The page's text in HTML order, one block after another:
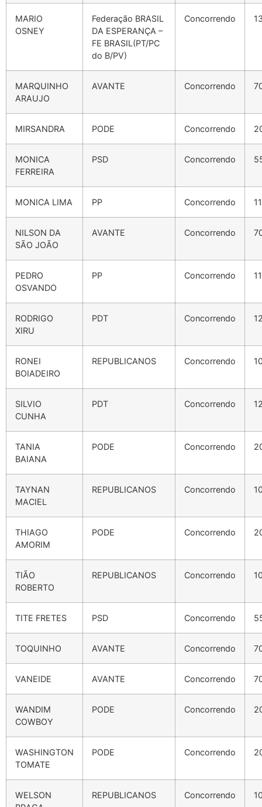
MARIO
OSNEY
Federação BRASIL
DA ESPERANÇA –
FE BRASIL(PT/PC
do B/PV)
Concorrendo
MARQUINHO
ARAUJO
AVANTE Concorrendo
MIRSANDRA PODE Concorrendo
MONICA
FERREIRA
PSD Concorrendo
MONICA LIMA PP Concorrendo
NILSON DA
SÃO JOÃO
AVANTE Concorrendo
PEDRO
OSVANDO
PP Concorrendo
RODRIGO
XIRU
PDT Concorrendo
RONEI
BOIADEIRO
REPUBLICANOS Concorrendo
SILVIO
CUNHA
PDT Concorrendo
TANIA
BAIANA
PODE Concorrendo
TAYNAN
MACIEL
REPUBLICANOS Concorrendo
THIAGO
AMORIM
PODE Concorrendo
TIÃO
ROBERTO
REPUBLICANOS Concorrendo
TITE FRETES PSD Concorrendo
TOQUINHO AVANTE Concorrendo
VANEIDE AVANTE Concorrendo
WANDIM
COWBOY
PODE Concorrendo
WASHINGTON
TOMATE
PODE Concorrendo
WELSON
REPUBLICANOS Concorrendo